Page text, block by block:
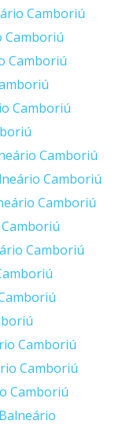
Camboriú
Camboriú
Camboriú
Camboriú
Camboriú
Camboriú
Camboriú
Camboriú
Camboriú
Camboriú
Camboriú